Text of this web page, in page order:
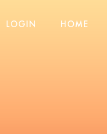
LOGIN HOME